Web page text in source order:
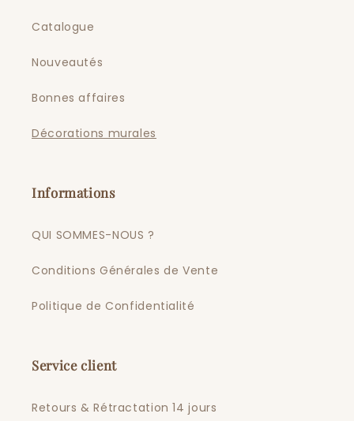
Catalogue
Nouveautés
Bonnes affaires
Décorations murales
Informations
QUI SOMMES-NOUS ?
Conditions Générales de Vente
Politique de Confidentialité
Service client
Retours & Rétractation 14 jours